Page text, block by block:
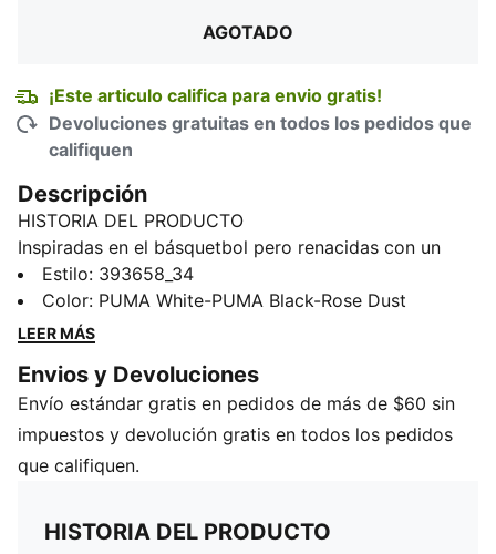
AGOTADO
¡Este articulo califica para envio gratis!
Devoluciones gratuitas en todos los pedidos que
califiquen
Descripción
HISTORIA DEL PRODUCTO
Inspiradas en el básquetbol pero renacidas con un
sofisticado estilo callejero, los tenis Rebound Joy Mid
están aquí para cambiar el juego. Con una silueta
llamativa que es adecuada para la actividad diaria
perforaciones para un mejor flujo de aire, un contraste
de colores genial y una mediasuela cómoda y de
apoyo, estos geniales tenis hacen que el estilo
deportivo retro luzca genial.
y comodidad óptima a cada paso de tu día.
Estilo: 393658_34
Color: PUMA White-PUMA Black-Rose Dust
LEER MÁS
Envios y Devoluciones
Envío estándar gratis en pedidos de más de $60 sin
impuestos y devolución gratis en todos los pedidos
que califiquen.
HISTORIA DEL PRODUCTO